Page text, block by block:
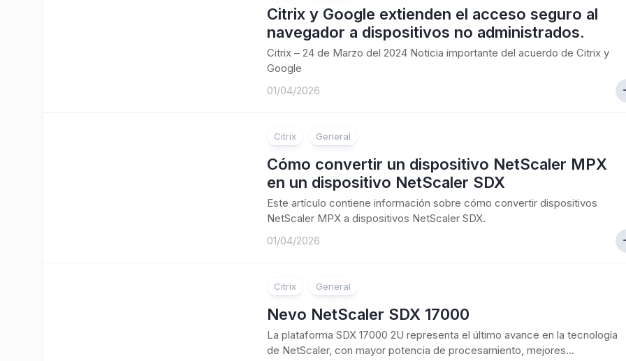
Citrix y Google extienden el acceso seguro al
navegador a dispositivos no administrados.
Citrix – 24 de Marzo del 2024 Noticia importante del acuerdo de Citrix y
Google
01/04/2026
Citrix General
Cómo convertir un dispositivo NetScaler MPX
en un dispositivo NetScaler SDX
Este artículo contiene información sobre cómo convertir dispositivos
NetScaler MPX a dispositivos NetScaler SDX.
01/04/2026
Citrix General
Nevo NetScaler SDX 17000
La plataforma SDX 17000 2U representa el último avance en la tecnología
de NetScaler, con mayor potencia de procesamiento, mejores...